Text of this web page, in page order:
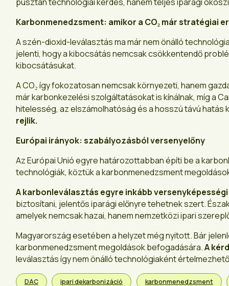
Karbonmenedzsment: amikor a CO₂ már stratégiai
A szén-dioxid-leválasztás ma már nem önálló
jelenti, hogy a kibocsátás nemcsak csökkentendő
kibocsátásukat.
A CO₂ így fokozatosan nemcsak környezeti, hanem
már karbonkezelési szolgáltatásokat is kínálnak, míg a
hitelesség, az elszámolhatóság és a hosszú távú hatás
rejlik.
Európai irányok: szabályozásból versenyelőny
Az Európai Unió egyre határozottabban építi be a
technológiák, köztük a karbonmenedzsment
A karbonleválasztás egyre inkább
biztosítani, jelentős iparági előnyre tehetnek szert.
amelyek nemcsak hazai, hanem nemzetközi ipari
Magyarország esetében a helyzet még nyitott. Bár
karbonmenedzsment megoldások befogadására.A
leválasztás így nem önálló technológiaként
DAC ipari dekarbonizáció karbonmenedzsment